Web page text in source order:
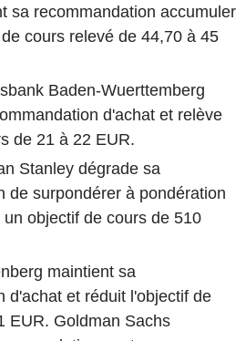
sa recommandation accumuler
cours relevé de 44,70 à 45
Baden-Wuerttemberg
d'achat et relève
de 21 à 22 EUR.
Stanley dégrade sa
de surpondérer à pondération
objectif de cours de 510
maintient sa
d'achat et réduit l'objectif de
EUR. Goldman Sachs